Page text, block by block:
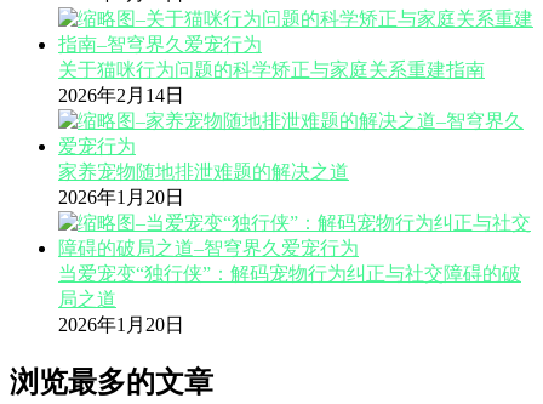
关于猫咪行为问题的科学矫正与家庭关系重建指南
2026年2月14日
家养宠物随地排泄难题的解决之道
2026年1月20日
当爱宠变“独行侠”：解码宠物行为纠正与社交障碍的破
局之道
2026年1月20日
浏览最多的文章